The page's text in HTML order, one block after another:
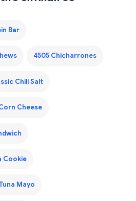
Bar
4505 Chicharrones
Chili Salt
Cheese
Cookie
Mayo